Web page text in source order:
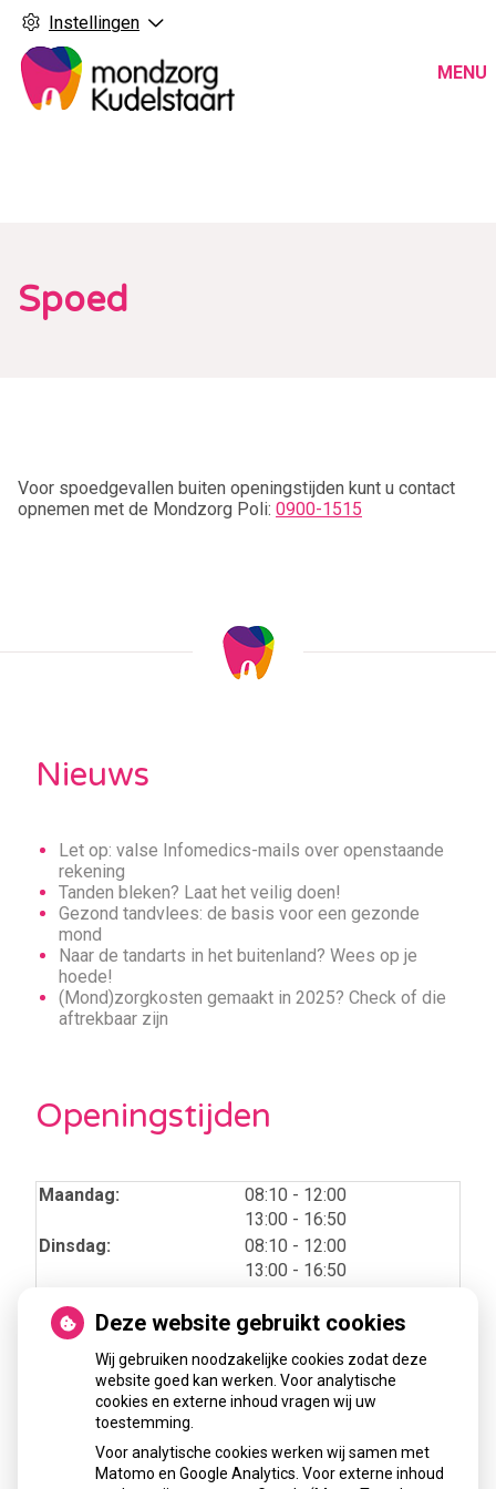
Instellingen
MENU
Spoed
Voor spoedgevallen buiten openingstijden kunt u contact
opnemen met de Mondzorg Poli: 0900-1515
Nieuws
Let op: valse Infomedics-mails over openstaande
rekening
Tanden bleken? Laat het veilig doen!
Gezond tandvlees: de basis voor een gezonde
mond
Naar de tandarts in het buitenland? Wees op je
hoede!
(Mond)zorgkosten gemaakt in 2025? Check of die
aftrekbaar zijn
Openingstijden
Maandag: 08:10 tot
- 12:00
13:00 tot
- 16:50
Dinsdag:
08:10 tot
- 12:00
13:00 tot
- 16:50
13:00tot
- 16:50
Donderdag:
08:10
- 12:00
13:00tot
- 16:50
Vrijdag:
08:10tot
- 12:00
Deze website gebruikt cookies
Wij gebruiken noodzakelijke cookies zodat deze
website goed kan werken. Voor analytische
cookies en externe inhoud vragen wij uw
toestemming.
Voor analytische cookies werken wij samen met
Matomo en Google Analytics. Voor externe inhoud